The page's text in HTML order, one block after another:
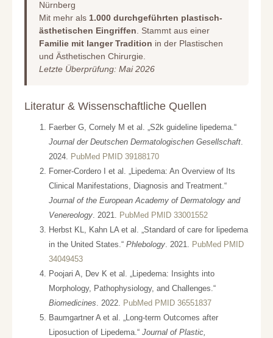
Nürnberg
Mit mehr als 1.000 durchgeführten plastisch-
ästhetischen Eingriffen . Stammt aus einer
Familie mit langer Tradition in der Plastischen
und Ästhetischen Chirurgie.
Letzte Überprüfung: Mai 2026
Literatur & Wissenschaftliche Quellen
Faerber G, Cornely M et al. „S2k guideline lipedema.“
Journal der Deutschen Dermatologischen Gesellschaft.
2024. PubMed PMID 39188170
Forner-Cordero I et al. „Lipedema: An Overview of Its
Clinical Manifestations, Diagnosis and Treatment.“
Journal of the European Academy of Dermatology and
Venereology. 2021. PubMed PMID 33001552
Herbst KL, Kahn LA et al. „Standard of care for lipedema
in the United States.“ Phlebology. 2021. PubMed PMID
34049453
Poojari A, Dev K et al. „Lipedema: Insights into
Morphology, Pathophysiology, and Challenges.“
Biomedicines. 2022. PubMed PMID 36551837
Baumgartner A et al. „Long-term Outcomes after
Liposuction of Lipedema.“ Journal of Plastic,